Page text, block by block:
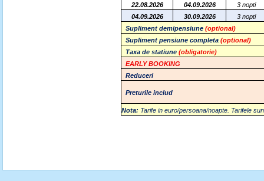
22.08.2026
04.09.2026
3 nopti
04.09.2026
30.09.2026
3 nopti
Supliment demipensiune(optional)
Supliment pensiune completa(optional)
Taxa de statiune(obligatorie)
EARLY BOOKING
Reduceri
Preturile includ
Nota: Tarife in euro/persoana/noapte. Tarifele